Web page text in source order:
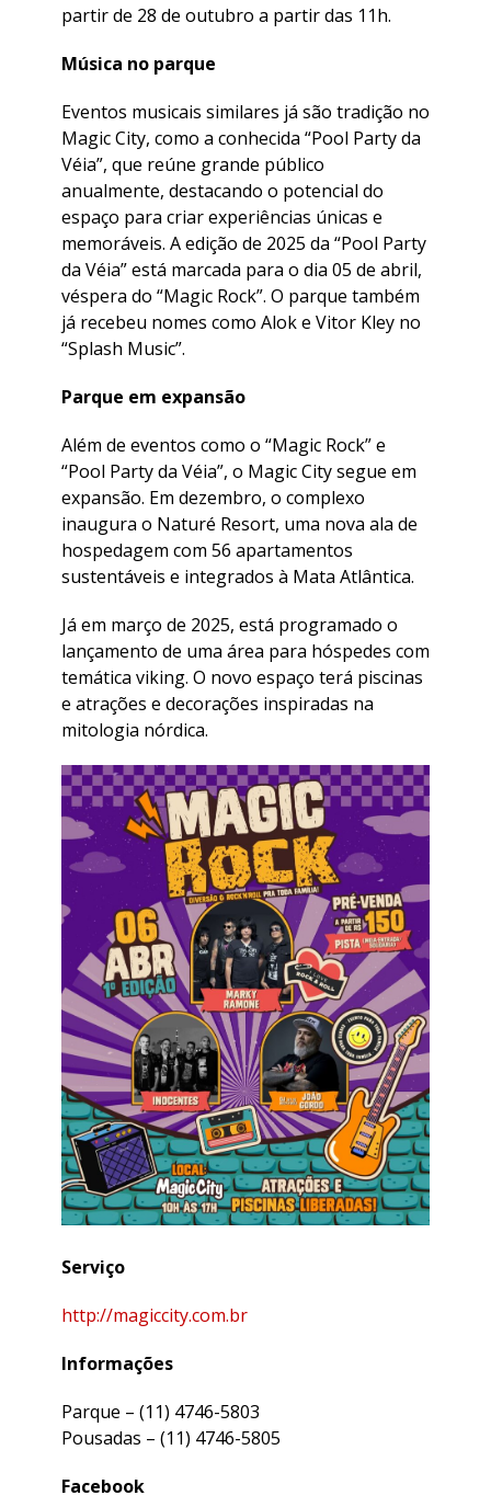
partir de 28 de outubro a partir das 11h.
Música no parque
Eventos musicais similares já são tradição no
Magic City, como a conhecida “Pool Party da
Véia”, que reúne grande público
anualmente, destacando o potencial do
espaço para criar experiências únicas e
memoráveis. A edição de 2025 da “Pool Party
da Véia” está marcada para o dia 05 de abril,
véspera do “Magic Rock”. O parque também
já recebeu nomes como Alok e Vitor Kley no
“Splash Music”.
Parque em expansão
Além de eventos como o “Magic Rock” e
“Pool Party da Véia”, o Magic City segue em
expansão. Em dezembro, o complexo
inaugura o Naturé Resort, uma nova ala de
hospedagem com 56 apartamentos
sustentáveis e integrados à Mata Atlântica.
Já em março de 2025, está programado o
lançamento de uma área para hóspedes com
temática viking. O novo espaço terá piscinas
e atrações e decorações inspiradas na
mitologia nórdica.
Serviço
http://magiccity.com.br
Informações
Parque – (11) 4746-5803
Pousadas – (11) 4746-5805
Facebook